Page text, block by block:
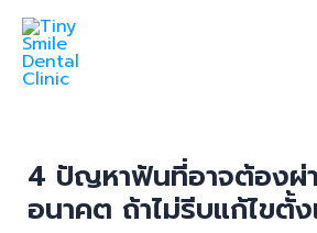
Skip
content
4 ปัญหาฟันที่อาจต้องผ่
อนาคต ถ้าไม่รีบแก้ไขตั้
Post
navigation
Menu
Menu